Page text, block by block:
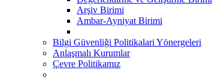
Arşiv Birimi
Ambar-Ayniyat Birimi
Bilgi Güvenliği Politikalari Yönergeleri
Anlaşmalı Kurumlar
Çevre Politikamız